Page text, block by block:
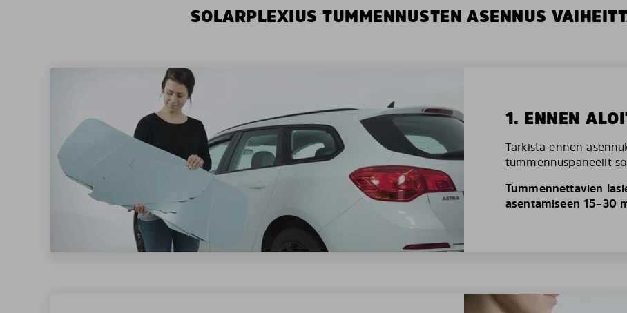
SOLARPLEXIUS TUMMENNUSTEN ASENNUS
1. ENNEN
Tarkista ennen
tummennuspaneelit
Tummennettavien
asentamiseen 15–30